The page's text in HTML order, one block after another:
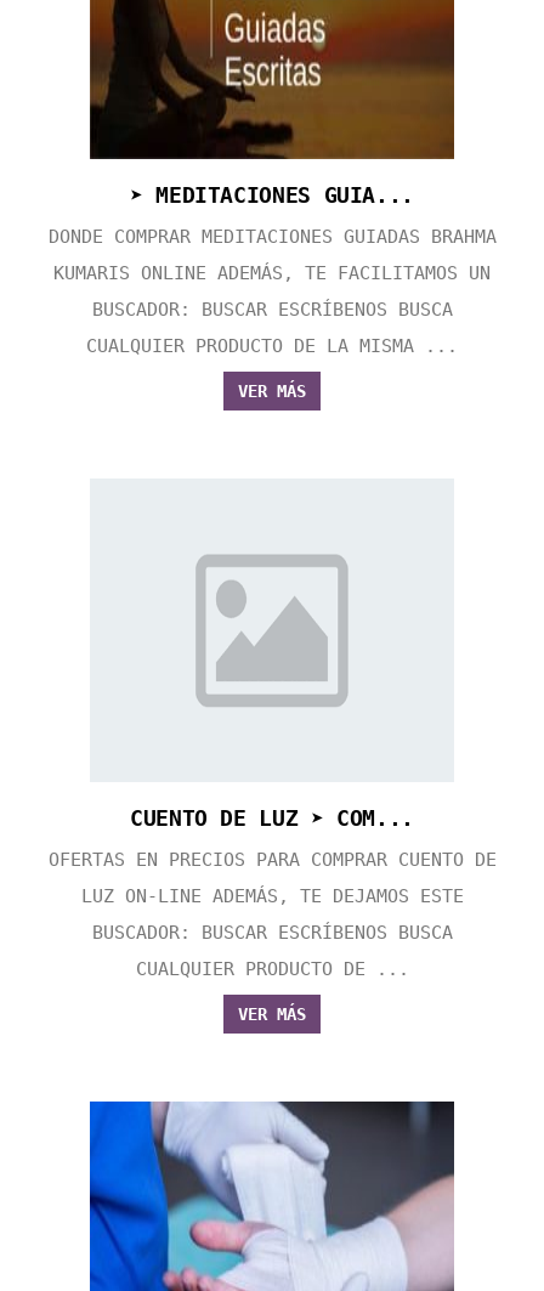
➤ MEDITACIONES GUIA...
DONDE COMPRAR MEDITACIONES GUIADAS BRAHMA
KUMARIS ONLINE ADEMÁS, TE FACILITAMOS UN
BUSCADOR: BUSCAR ESCRÍBENOS BUSCA
CUALQUIER PRODUCTO DE LA MISMA ...
VER MÁS
CUENTO DE LUZ ➤ COM...
OFERTAS EN PRECIOS PARA COMPRAR CUENTO DE
LUZ ON-LINE ADEMÁS, TE DEJAMOS ESTE
BUSCADOR: BUSCAR ESCRÍBENOS BUSCA
CUALQUIER PRODUCTO DE ...
VER MÁS